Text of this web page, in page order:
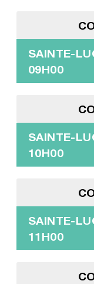
SAINTE-
09H00
SAINTE-
10H00
SAINTE-
11H00